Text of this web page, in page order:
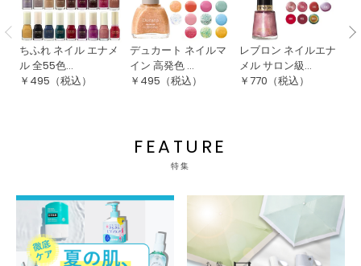
ちふれ ネイル エナメ
ル 全55色...
￥ 495 （税込）
デュカート ネイルマ
イン 高発色 ...
￥ 495 （税込）
レブロン ネイルエナ
メル サロン級...
￥770 （税込）
FEATURE
特集